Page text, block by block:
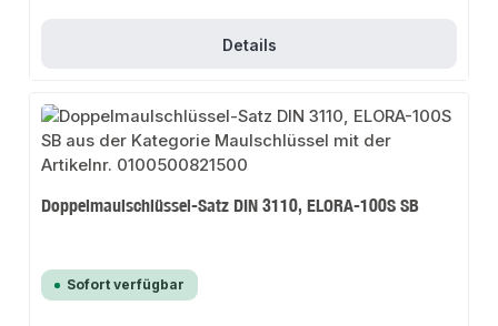
Details
Doppelmaulschlüssel-Satz DIN 3110, ELORA-100S SB
Sofort verfügbar